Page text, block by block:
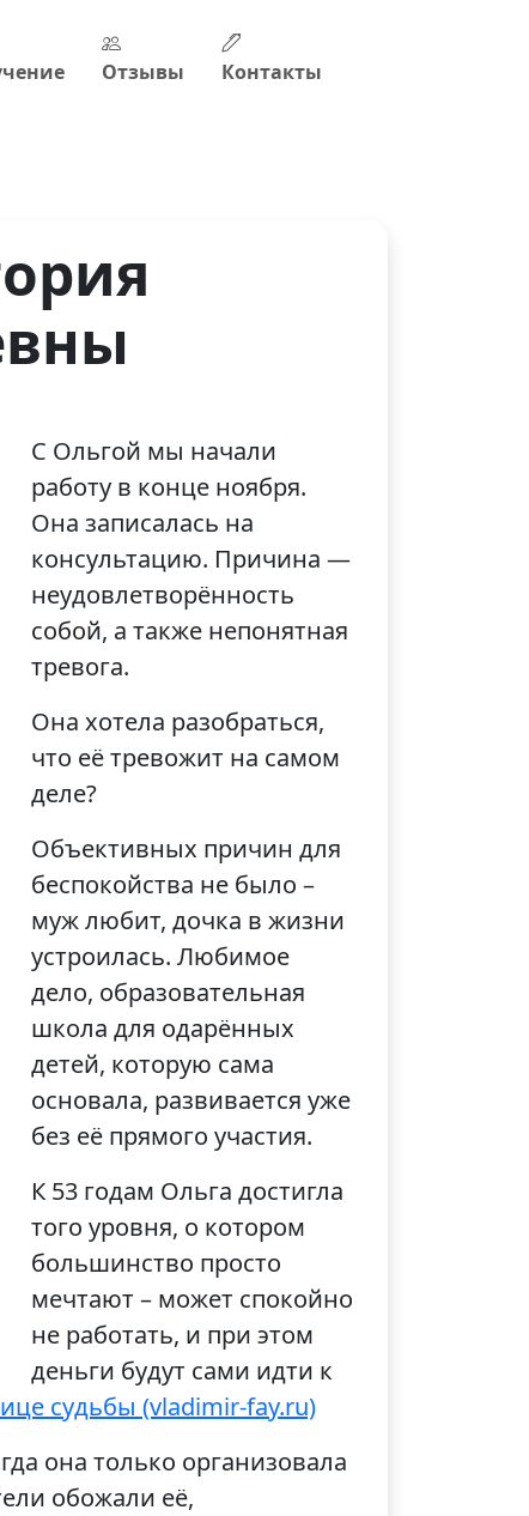
Отзывы Контакты
С Ольгой мы начали
работу в конце ноября.
Она записалась на
консультацию. Причина —
неудовлетворённость
собой, а также непонятная
тревога.
Она хотела разобраться,
что её тревожит на самом
деле?
Объективных причин для
беспокойства не было –
муж любит, дочка в жизни
устроилась. Любимое
дело, образовательная
школа для одарённых
детей, которую сама
основала, развивается уже
без её прямого участия.
К 53 годам Ольга достигла
того уровня, о котором
большинство просто
мечтают – может спокойно
не работать, и при этом
деньги будут сами идти к
судьбы (vladimir-fay.ru)
она только организовала
обожали её,